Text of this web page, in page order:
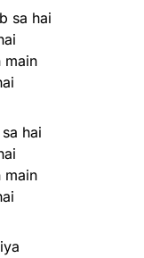
sa hai
main
hai
main